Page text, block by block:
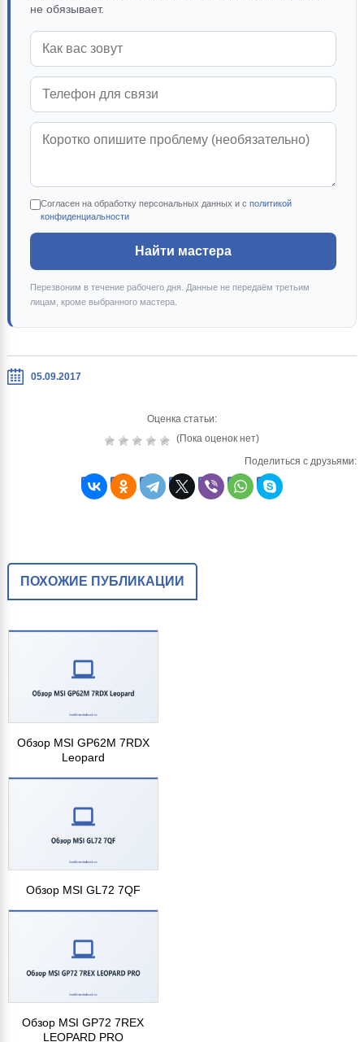
не обязывает.
Согласен на обработку персональных данных и с политикой
конфиденциальности
Найти мастера
Перезвоним в течение рабочего дня. Данные не передаём третьим
лицам, кроме выбранного мастера.
05.09.2017
Оценка статьи:
(Пока оценок нет)
Поделиться с друзьями:
ПОХОЖИЕ ПУБЛИКАЦИИ
Обзор MSI GP62M 7RDX
Leopard
Обзор MSI GL72 7QF
Обзор MSI GP72 7REX
LEOPARD PRO